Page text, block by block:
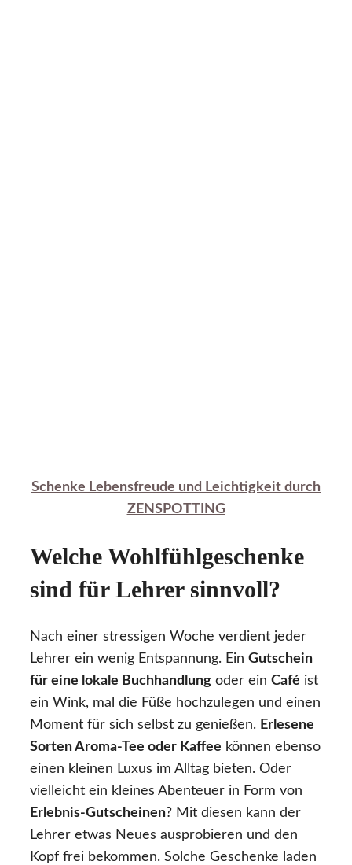
Schenke Lebensfreude und Leichtigkeit durch
ZENSPOTTING
Welche Wohlfühlgeschenke
sind für Lehrer sinnvoll?
Nach einer stressigen Woche verdient jeder
Lehrer ein wenig Entspannung. Ein Gutschein
für eine lokale Buchhandlung oder ein Café ist
ein Wink, mal die Füße hochzulegen und einen
Moment für sich selbst zu genießen. Erlesene
Sorten Aroma-Tee oder Kaffee können ebenso
einen kleinen Luxus im Alltag bieten. Oder
vielleicht ein kleines Abenteuer in Form von
Erlebnis-Gutscheinen? Mit diesen kann der
Lehrer etwas Neues ausprobieren und den
Kopf frei bekommen. Solche Geschenke laden